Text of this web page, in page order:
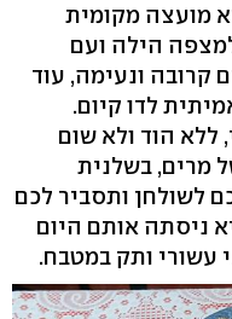
מועצה מקומית
הילה ועם
קרובה ונעימה, עוד
לדו קיום.
הוד ולא שום
מרים, בשלנית
לשולחן ותסביר לכם
ניסתה אותם היום
עשורי ותק במטבח.